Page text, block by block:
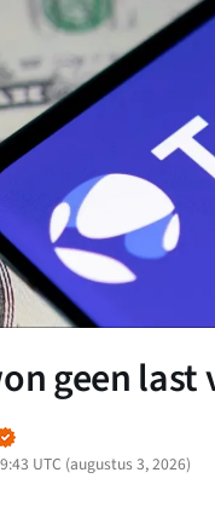
geen
UTC (augustus 3, 2026)